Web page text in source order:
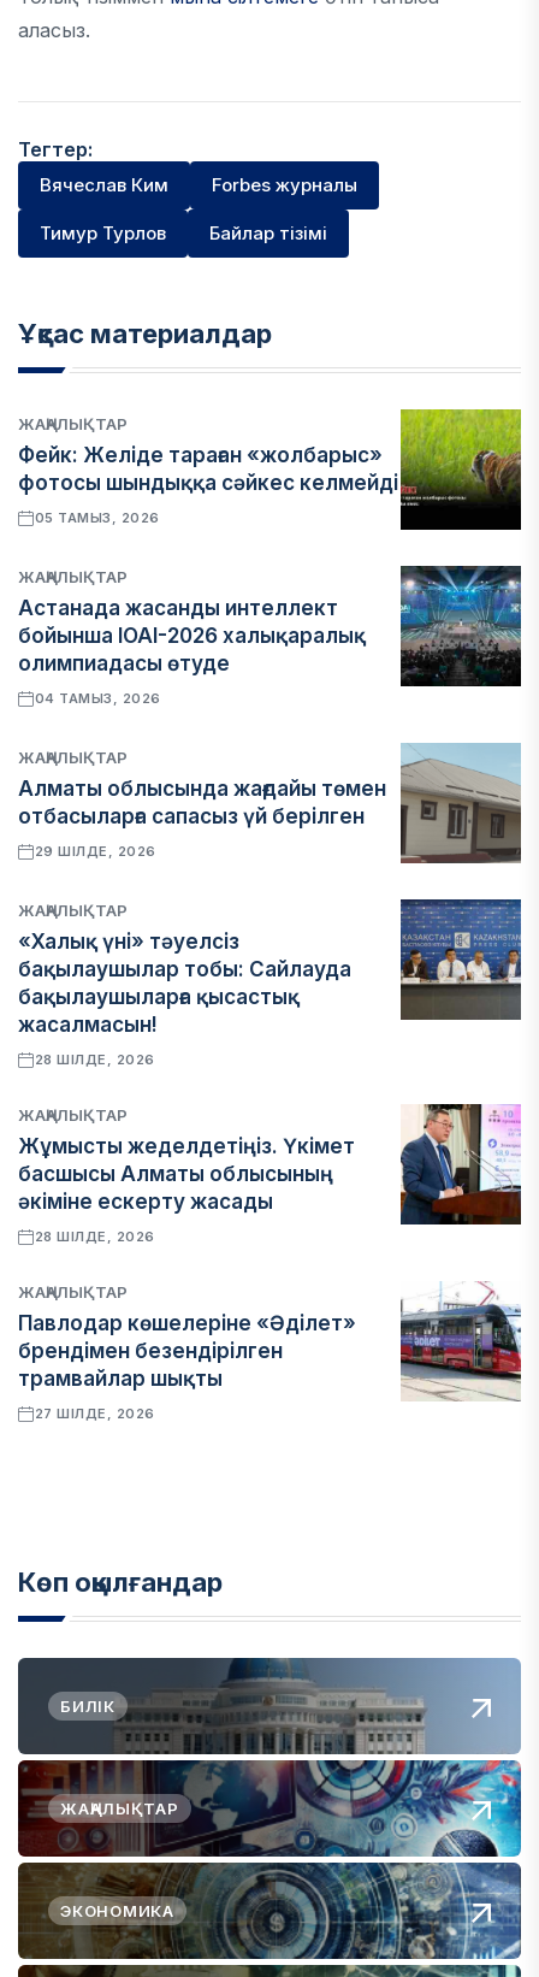
аласыз.
Тегтер:
Вячеслав Ким Forbes журналы
Тимур Турлов Байлар тізімі
Ұқсас материалдар
ЖАҢАЛЫҚТАР
Фейк: Желіде тараған «жолбарыс»
фотосы шындыққа сәйкес келмейді
05 ТАМЫЗ, 2026
ЖАҢАЛЫҚТАР
Астанада жасанды интеллект
бойынша IOAI-2026 халықаралық
олимпиадасы өтуде
04 ТАМЫЗ, 2026
ЖАҢАЛЫҚТАР
Алматы облысында жағдайы төмен
отбасыларға сапасыз үй берілген
29 ШІЛДЕ, 2026
ЖАҢАЛЫҚТАР
«Халық үні» тәуелсіз
бақылаушылар тобы: Сайлауда
бақылаушыларға қысастық
жасалмасын!
28 ШІЛДЕ, 2026
ЖАҢАЛЫҚТАР
Жұмысты жеделдетіңіз. Үкімет
басшысы Алматы облысының
әкіміне ескерту жасады
28 ШІЛДЕ, 2026
ЖАҢАЛЫҚТАР
Павлодар көшелеріне «Әділет»
брендімен безендірілген
трамвайлар шықты
27 ШІЛДЕ, 2026
Көп оқылғандар
БИЛІК
ЖАҢАЛЫҚТАР
ЭКОНОМИКА